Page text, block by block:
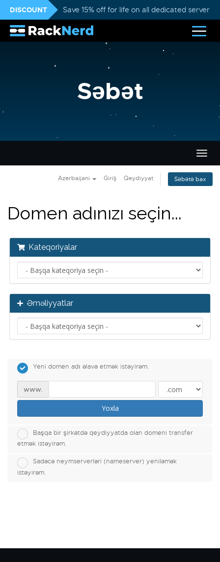
DISCOUNT Save 15% off for life on all dedicated servers
Səbət
keçid
Azerbaijani Giriş Qeydiyyat Səbətə bax
Domen adınızı seçin...
Kateqoriyalar
Əməliyyatlar
Yeni domen adı əlavə etmək istəyirəm.
www.
Yoxla
Başqa bir şirkətdə qeydiyyatda olan domeni transfer
etmək istəyirəm.
Sadəcə neymserverləri (nameserver) yeniləmək
istəyirəm.